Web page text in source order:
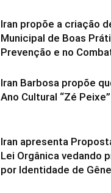
Iran propõe a criação
Municipal de Boas
Prevenção e no
Iran Barbosa propõe
Ano Cultural “Zé Peixe”
Iran apresenta
Lei Orgânica vedando
por Identidade de